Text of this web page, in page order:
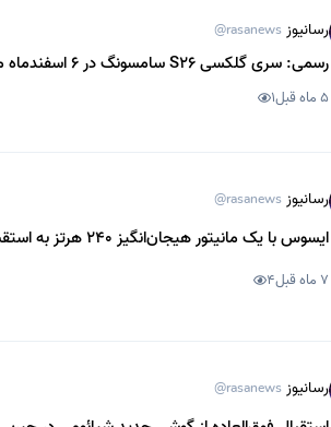
رسانیوز @rasanews
رسمی: سری گلکسی S26 سامسونگ در 6 اسفندماه معرفی می‌شود
5 ماه قبل 1
رسانیوز @rasanews
ایسوس با یک مانیتور هیجان‌انگیز 240 هرتز به استقبال گیمرها رفت
7 ماه قبل 4
رسانیوز @rasanews